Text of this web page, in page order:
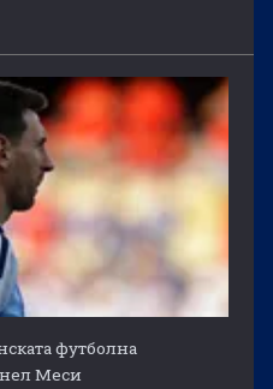
футболна
Меси